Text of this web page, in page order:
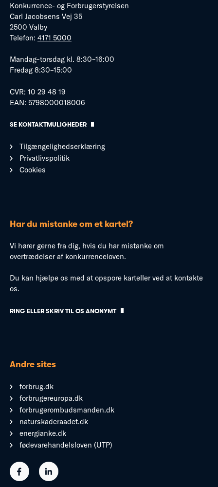
Konkurrence- og Forbrugerstyrelsen
Carl Jacobsens Vej 35
2500 Valby
Telefon: 4171 5000
Mandag–torsdag kl. 8:30–16:00
Fredag 8:30–15:00
CVR: 10 29 48 19
EAN: 5798000018006
SE KONTAKTMULIGHEDER
Tilgængelighedserklæring
Privatlivspolitik
Cookies
Har du mistanke om et kartel?
Vi hører gerne fra dig, hvis du har mistanke om
overtrædelser af konkurrenceloven.
Du kan hjælpe os med at opspore karteller ved at kontakte
os.
RING ELLER SKRIV TIL OS ANONYMT
Andre sites
forbrug.dk
forbrugereuropa.dk
forbrugerombudsmanden.dk
naturskaderaadet.dk
energianke.dk
fødevarehandelsloven (UTP)